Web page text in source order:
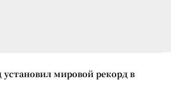
мировой рекорд в